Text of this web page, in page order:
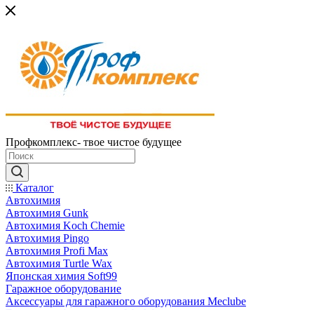
Профкомплекс- твое чистое будущее
Каталог
Автохимия
Автохимия Gunk
Автохимия Koch Chemie
Автохимия Pingo
Автохимия Profi Max
Автохимия Turtle Wax
Японская химия Soft99
Гаражное оборудование
Аксессуары для гаражного оборудования Meclube